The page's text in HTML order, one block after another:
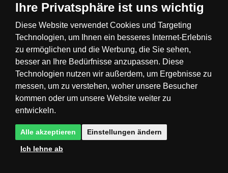
-14% Code SOMMER
Ihre Privatsphäre ist uns wichtig
Diese Website verwendet Cookies und Targeting
Technologien, um Ihnen ein besseres Internet-Erlebnis
zu ermöglichen und die Werbung, die Sie sehen,
besser an Ihre Bedürfnisse anzupassen. Diese
Technologien nutzen wir außerdem, um Ergebnisse zu
messen, um zu verstehen, woher unsere Besucher
kommen oder um unsere Website weiter zu
entwickeln.
Alle akzeptieren Einstellungen ändern
Ich lehne ab